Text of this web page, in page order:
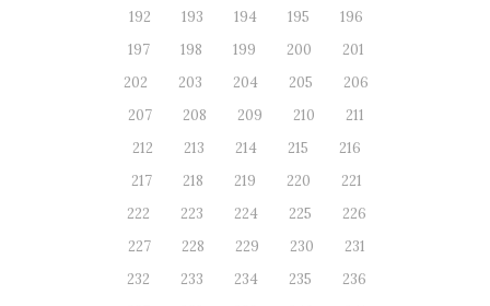
192
193 194 195
196
197
198 199 200
201
202
203 204 205
206
207
208 209 210
211
212
213 214 215
216
217
218 219 220
221
222
223 224 225
226
227
228 229 230
231
232
233 234 235
236